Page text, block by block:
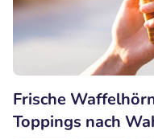
Frische
Toppings nach